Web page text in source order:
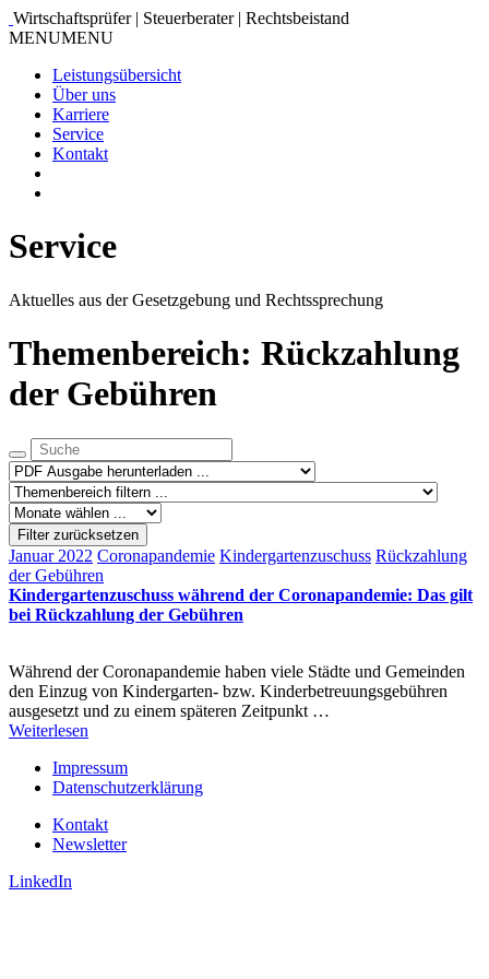
Wirtschaftsprüfer | Steuerberater | Rechtsbeistand
MENUMENU
Leistungsübersicht
Über uns
Karriere
Service
Kontakt
Service
Aktuelles aus der Gesetzgebung und Rechtssprechung
Themenbereich: Rückzahlung
der Gebühren
Filter zurücksetzen
Januar 2022 Coronapandemie Kindergartenzuschuss Rückzahlung
der Gebühren
Kindergartenzuschuss während der Coronapandemie: Das gilt
bei Rückzahlung der Gebühren
Während der Coronapandemie haben viele Städte und Gemeinden
den Einzug von Kindergarten- bzw. Kinderbetreuungsgebühren
ausgesetzt und zu einem späteren Zeitpunkt …
Weiterlesen
Impressum
Datenschutzerklärung
Kontakt
Newsletter
LinkedIn